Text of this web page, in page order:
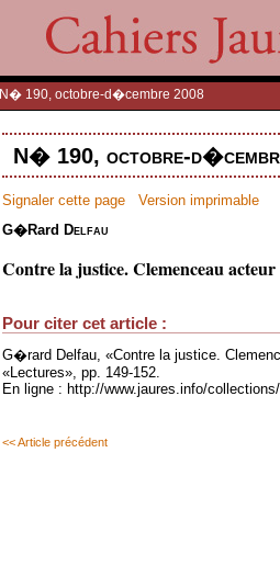
N� 190, octobre-d�cembre 2008
N� 190, octobre-
Signaler cette page
Version imprimable
G�rard Delfau
Contre la justice. Clemenceau
Pour citer cet article :
G�rard Delfau, «Contre la justice.
«Lectures», pp. 149-152.
En ligne : http://www.jaures.info/
<< Article précédent